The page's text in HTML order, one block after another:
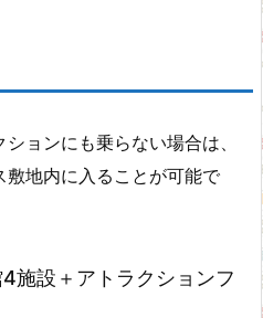
ョンにも乗らない場合は、
地内に入ることが可能で
施設＋アトラクションフ